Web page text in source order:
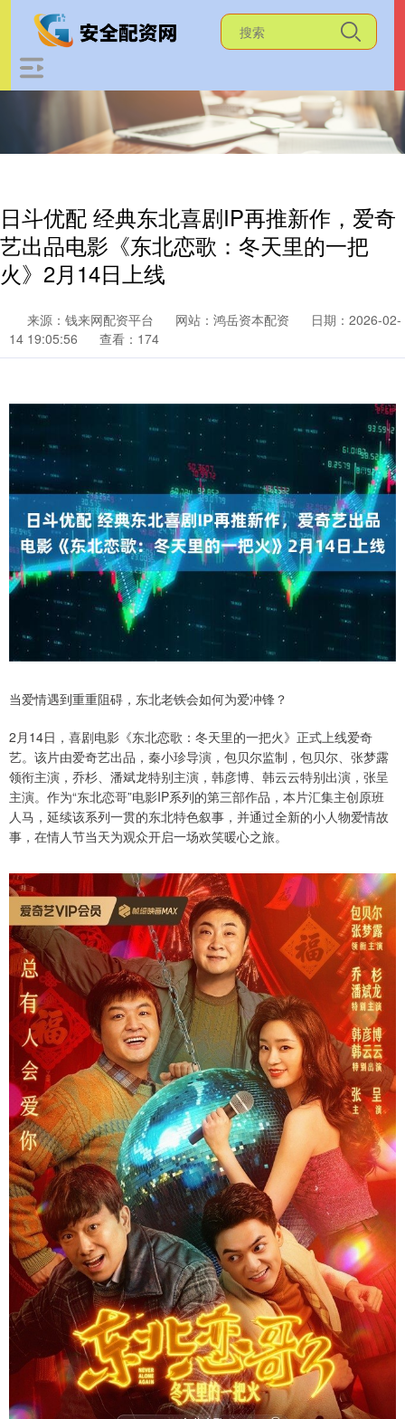
日斗优配 经典东北喜剧IP再推新作，爱奇
艺出品电影《东北恋歌：冬天里的一把
火》2月14日上线
来源：钱来网配资平台 网站：鸿岳资本配资
日期：2026-02-
14 19:05:56
查看：174
当爱情遇到重重阻碍，东北老铁会如何为爱冲锋？
2月14日，喜剧电影《东北恋歌：冬天里的一把火》正式上线爱奇
艺。该片由爱奇艺出品，秦小珍导演，包贝尔监制，包贝尔、张梦露
领衔主演，乔杉、潘斌龙特别主演，韩彦博、韩云云特别出演，张呈
主演。作为“东北恋哥”电影IP系列的第三部作品，本片汇集主创原班
人马，延续该系列一贯的东北特色叙事，并通过全新的小人物爱情故
事，在情人节当天为观众开启一场欢笑暖心之旅。